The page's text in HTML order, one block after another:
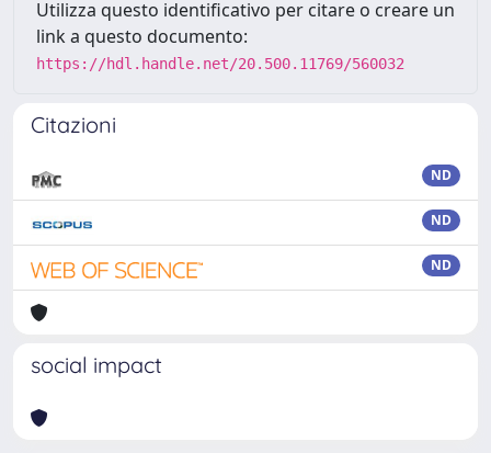
Utilizza questo identificativo per citare o creare un
link a questo documento:
https://hdl.handle.net/20.500.11769/560032
Citazioni
ND
ND
ND
social impact